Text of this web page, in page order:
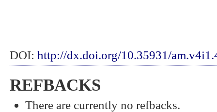
DOI: http://dx.doi.org/10.35931/
REFBACKS
There are currently no refbacks.